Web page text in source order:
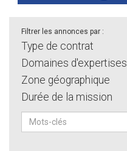
Filtrer les annonces par :
Type de contrat
Domaines d'expertises
Zone géographique
Durée de la mission